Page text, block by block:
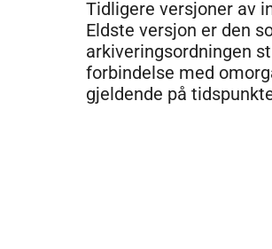
Tidligere versjoner av
Eldste versjon er den
arkiveringsordningen
forbindelse med
gjeldende på